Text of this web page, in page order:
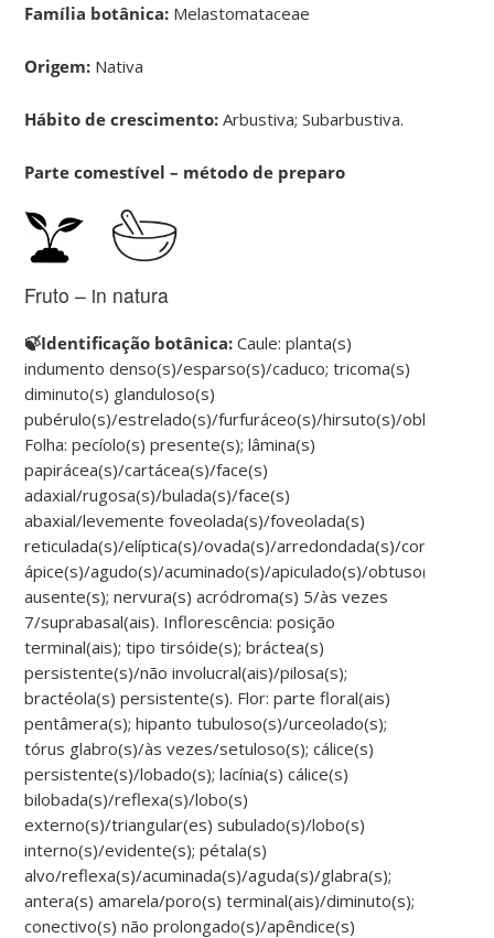
Família botânica: Melastomataceae
Origem: Nativa
Hábito de crescimento:Arbustiva; Subarbustiva.
Parte comestível – método de preparo
Fruto – in natura
🍃Identificação botânica:Caule: planta(s)
indumento denso(s)/esparso(s)/caduco; tricoma(s)
diminuto(s) glanduloso(s)
pubérulo(s)/estrelado(s)/furfuráceo(s)/hirsuto(s)/oblíquo(s)/
Folha: pecíolo(s) presente(s); lâmina(s)
papirácea(s)/cartácea(s)/face(s)
adaxial/rugosa(s)/bulada(s)/face(s)
abaxial/levemente foveolada(s)/foveolada(s)
reticulada(s)/elíptica(s)/ovada(s)/arredondada(s)/
ápice(s)/agudo(s)/acuminado(s)/apiculado(s)/obtuso(s)/
ausente(s); nervura(s) acródroma(s) 5/às vezes
7/suprabasal(ais). Inflorescência: posição
terminal(ais); tipo tirsóide(s); bráctea(s)
persistente(s)/não involucral(ais)/pilosa(s);
bractéola(s) persistente(s). Flor: parte floral(ais)
pentâmera(s); hipanto tubuloso(s)/urceolado(s);
tórus glabro(s)/às vezes/setuloso(s); cálice(s)
persistente(s)/lobado(s); lacínia(s) cálice(s)
bilobada(s)/reflexa(s)/lobo(s)
externo(s)/triangular(es) subulado(s)/lobo(s)
interno(s)/evidente(s); pétala(s)
alvo/reflexa(s)/acuminada(s)/aguda(s)/glabra(s);
antera(s) amarela/poro(s) terminal(ais)/diminuto(s);
conectivo(s) não prolongado(s)/apêndice(s)